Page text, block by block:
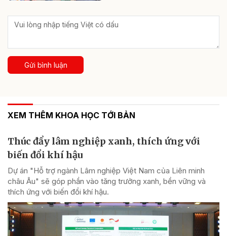
Gửi bình luận
XEM THÊM KHOA HỌC TỚI BẢN
Thúc đẩy lâm nghiệp xanh, thích ứng với
biến đổi khí hậu
Dự án "Hỗ trợ ngành Lâm nghiệp Việt Nam của Liên minh
châu Âu" sẽ góp phần vào tăng trưởng xanh, bền vững và
thích ứng với biến đổi khí hậu.